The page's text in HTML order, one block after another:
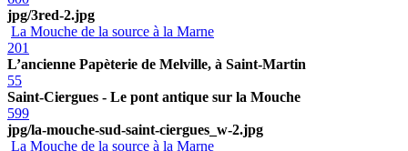
jpg/3red-2.jpg
La Mouche de la source à la Marne
201
L’ancienne Papèterie de Melville, à Saint-Martin
55
Saint-Ciergues - Le pont antique sur la Mouche
599
jpg/la-mouche-sud-saint-ciergues_w-2.jpg
La Mouche de la source à la Marne